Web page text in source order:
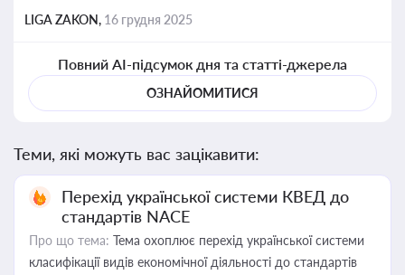
LIGA ZAKON, 16 грудня 2025
Повний AI-підсумок дня та статті-джерела
ОЗНАЙОМИТИСЯ
Теми, які можуть вас зацікавити:
Перехід української системи КВЕД до
стандартів NACE
Про що тема: Тема охоплює перехід української системи
класифікації видів економічної діяльності до стандартів